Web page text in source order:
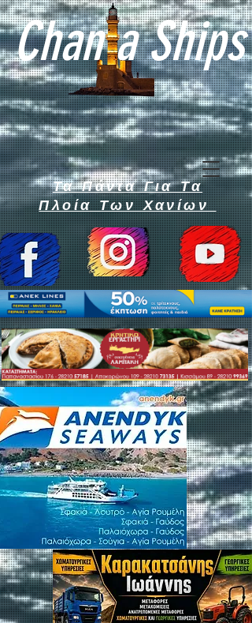
Chan a Ships
Τα Πάντα Για Τα
Πλοία Των Χανίων